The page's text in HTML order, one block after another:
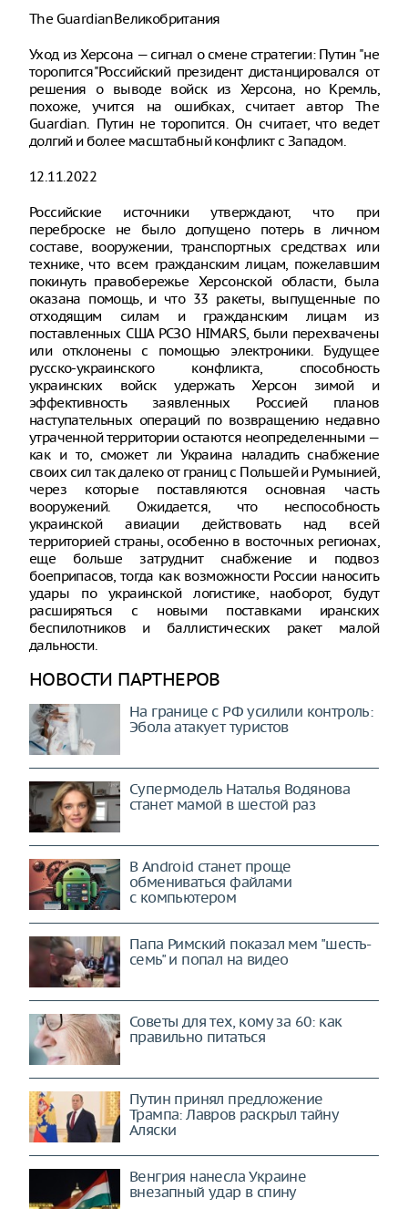
The GuardianВеликобритания
Уход из Херсона — сигнал о смене стратегии: Путин "не
торопится"Российский президент дистанцировался от
решения о выводе войск из Херсона, но Кремль,
похоже, учится на ошибках, считает автор The
Guardian. Путин не торопится. Он считает, что ведет
долгий и более масштабный конфликт с Западом.
12.11.2022
Российские источники утверждают, что при
переброске не было допущено потерь в личном
составе, вооружении, транспортных средствах или
технике, что всем гражданским лицам, пожелавшим
покинуть правобережье Херсонской области, была
оказана помощь, и что 33 ракеты, выпущенные по
отходящим силам и гражданским лицам из
поставленных США РСЗО HIMARS, были перехвачены
или отклонены с помощью электроники. Будущее
русско-украинского конфликта, способность
украинских войск удержать Херсон зимой и
эффективность заявленных Россией планов
наступательных операций по возвращению недавно
утраченной территории остаются неопределенными —
как и то, сможет ли Украина наладить снабжение
своих сил так далеко от границ с Польшей и Румынией,
через которые поставляются основная часть
вооружений. Ожидается, что неспособность
украинской авиации действовать над всей
территорией страны, особенно в восточных регионах,
еще больше затруднит снабжение и подвоз
боеприпасов, тогда как возможности России наносить
удары по украинской логистике, наоборот, будут
расширяться с новыми поставками иранских
беспилотников и баллистических ракет малой
дальности.
НОВОСТИ ПАРТНЕРОВ
На границе с РФ усилили контроль:
Эбола атакует туристов
Супермодель Наталья Водянова
станет мамой в шестой раз
В Android станет проще
обмениваться файлами
с компьютером
Папа Римский показал мем "шесть-
семь" и попал на видео
Советы для тех, кому за 60: как
правильно питаться
Путин принял предложение
Трампа: Лавров раскрыл тайну
Аляски
Венгрия нанесла Украине
внезапный удар в спину